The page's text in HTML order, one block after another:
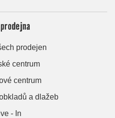
prodejen
centrum
centrum
a dlažeb
- In